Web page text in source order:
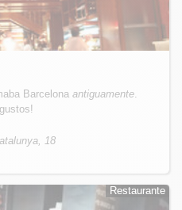
Barcelonaantiguamente
18
Restaurante
Restaurante